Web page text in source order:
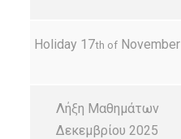
Holiday 17th of November
Λήξη Μαθημάτων
Δεκεμβρίου 2025